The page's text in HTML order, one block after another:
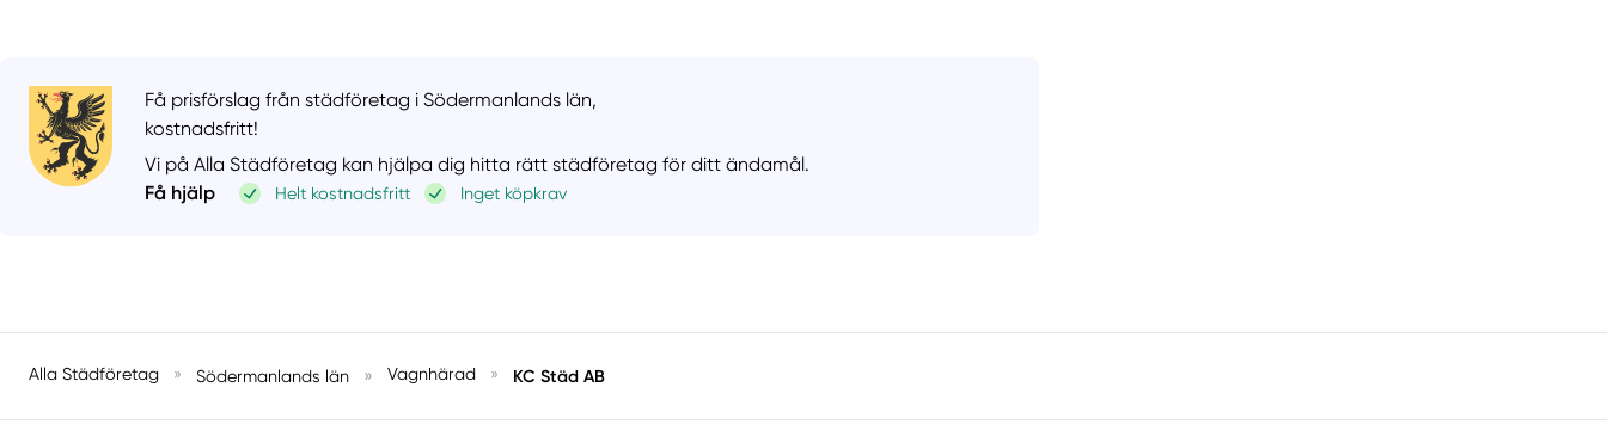
Få prisförslag från städföretag i Södermanlands län,
kostnadsfritt!
Vi på Alla Städföretag kan hjälpa dig hitta rätt städföretag för ditt ändamål.
Få hjälp
Helt kostnadsfritt Inget köpkrav
Alla Städföretag » Södermanlands län » Vagnhärad » KC Städ AB